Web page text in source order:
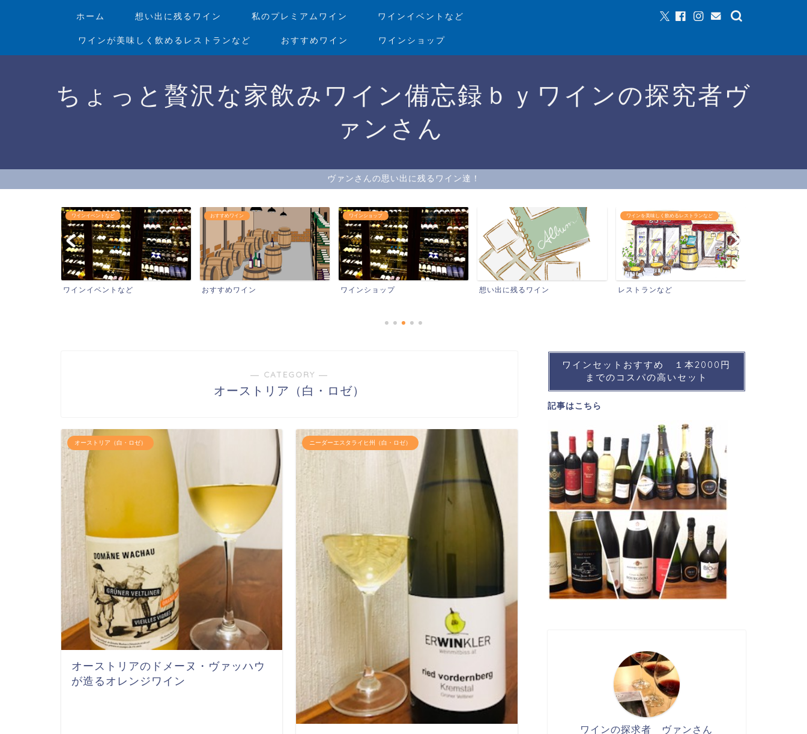
ホーム 想い出に残るワイン 私のプレミアムワイン ワインイベントなど
ワインが美味しく飲めるレストランなど おすすめワイン ワインショップ
ちょっと贅沢な家飲みワイン備忘録ｂｙワインの探究者ヴ
ァンさん
ヴァンさんの思い出に残るワイン達！
おすすめワイン
おすすめワイン
ワインショップ
ワインショップ 想い出に残るワイン
ワインを美味しく飲めるレストランなど
レストランなど
ワインイベントなど
ワインイベントなど
― CATEGORY ―
オーストリア（白・ロゼ）
オーストリア（白・ロゼ）
オーストリアのドメーヌ・ヴァッハウ
が造るオレンジワイン
ニーダーエスタライヒ州（白・ロゼ）
ワインセットおすすめ １本2000円
までのコスパの高いセット
記事はこちら
ワインの探求者 ヴァンさん